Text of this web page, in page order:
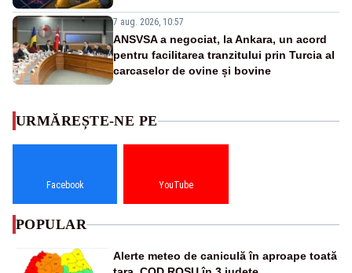
7 aug. 2026, 10:57
ANSVSA a negociat, la Ankara, un acord
pentru facilitarea tranzitului prin Turcia al
carcaselor de ovine și bovine
URMĂREȘTE-NE PE
Facebook YouTube
POPULAR
Alerte meteo de caniculă în aproape toată